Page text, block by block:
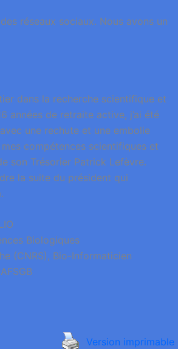
réseaux sociaux. Nous avons un
dans la recherche scientifique et
années de retraite active, j’ai été
une rechute et une embolie
compétences scientifiques et
son Trésorier Patrick Lefèvre.
la suite du président qui
Biologiques
(CNRS), Bio-Informaticien
Version imprimable